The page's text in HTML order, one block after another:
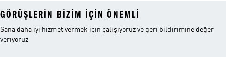
GÖRÜŞLERIN BIZIM IÇIN ÖNEMLI
Sana daha iyi hizmet vermek için çalışıyoruz ve geri bildirimine değer
veriyoruz